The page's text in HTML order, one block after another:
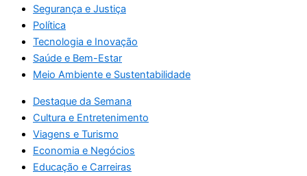
Segurança e Justiça
Política
Tecnologia e Inovação
Saúde e Bem-Estar
Meio Ambiente e Sustentabilidade
Destaque da Semana
Cultura e Entretenimento
Viagens e Turismo
Economia e Negócios
Educação e Carreiras